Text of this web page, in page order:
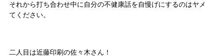
それから打ち合わせ中に自分の不健康話を自慢げにするのはヤメ
てください。
二人目は近藤印刷の佐々木さん！